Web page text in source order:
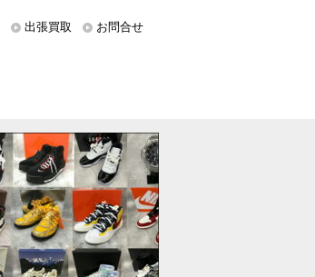
出張買取 お問合せ